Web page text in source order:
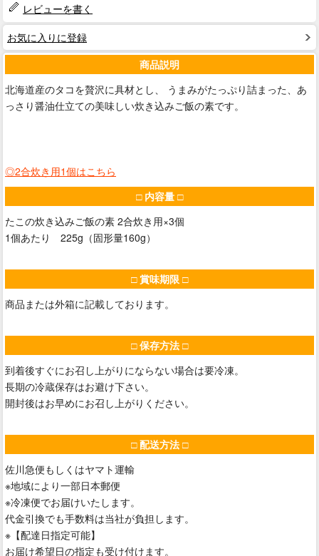
レビューを書く
お気に入りに登録
商品説明
北海道産のタコを贅沢に具材とし、 うまみがたっぷり詰まった、あ
っさり醤油仕立ての美味しい炊き込みご飯の素です。
◎2合炊き用1個はこちら
□ 内容量 □
たこの炊き込みご飯の素 2合炊き用×3個
1個あたり 225g（固形量160g）
□ 賞味期限 □
商品または外箱に記載しております。
□ 保存方法 □
到着後すぐにお召し上がりにならない場合は要冷凍。
長期の冷蔵保存はお避け下さい。
開封後はお早めにお召し上がりください。
□ 配送方法 □
佐川急便もしくはヤマト運輸
※地域により一部日本郵便
※冷凍便でお届けいたします。
代金引換でも手数料は当社が負担します。
※【配達日指定可能】
お届け希望日の指定も受け付けます。